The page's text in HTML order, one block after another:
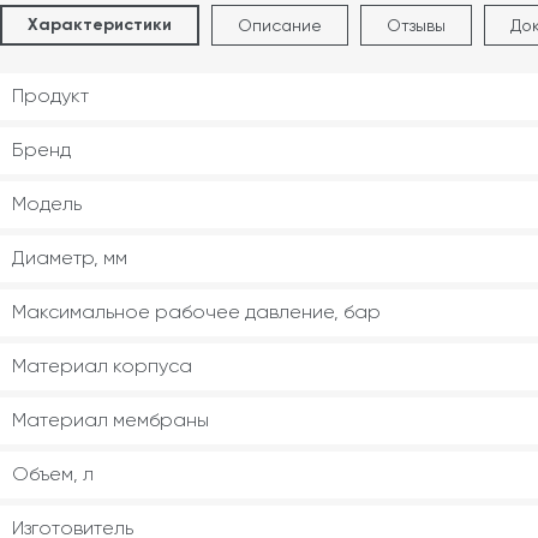
Характеристики Описание Отзывы
Продукт
Бренд
Модель
Диаметр, мм
Максимальное рабочее давление, бар
Материал корпуса
Материал мембраны
Объем, л
Изготовитель